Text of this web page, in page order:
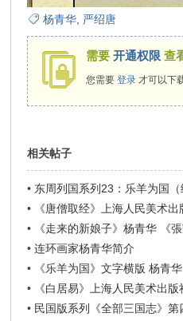
杨青华 严绍唐
需要开通权限 查
您需要登录 才可以下
相关帖子
• 东周列国系列23：乐羊为国
•
《唐僧取经》上海人民美术
•
《走来的新娘子》杨青华 《
•连环画家杨青华简介
•
《乐羊为国》文字横版 杨青华
•
《白居易》上海人民美术出
• 民国版系列《全部三国志》第